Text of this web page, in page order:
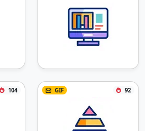
104 GIF 92